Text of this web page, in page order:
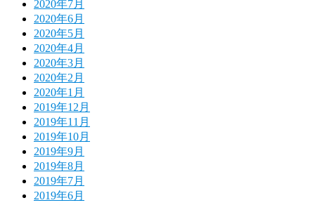
2020年7月
2020年6月
2020年5月
2020年4月
2020年3月
2020年2月
2020年1月
2019年12月
2019年11月
2019年10月
2019年9月
2019年8月
2019年7月
2019年6月